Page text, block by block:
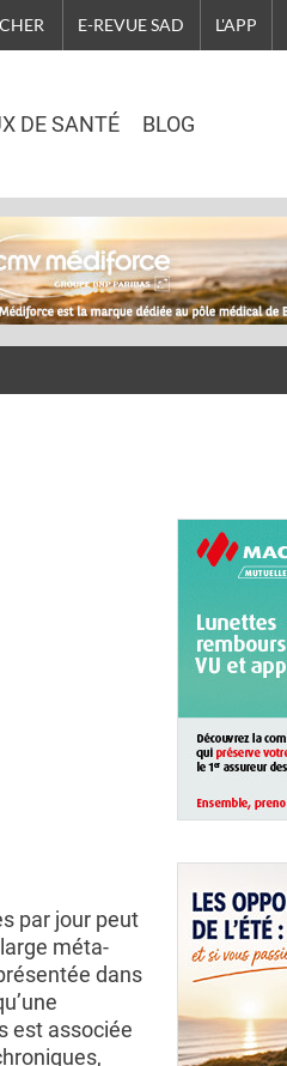
E-REVUE SAD L'APP
DE SANTÉ BLOG
par jour peut
méta-
dans
est associée